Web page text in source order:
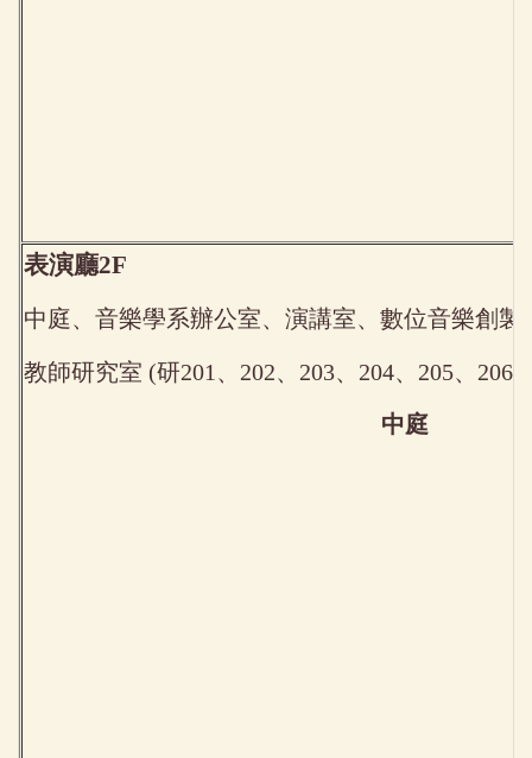
表演廳2F
中庭、音樂學系辦公室、演講室、數位音樂創製
教師研究室 (研201、202、203、204、205、206)
中庭